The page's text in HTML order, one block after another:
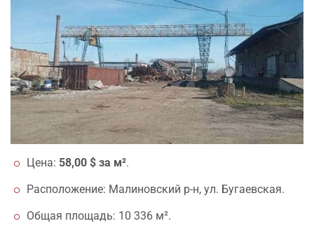
Цена: 58,00 $ за м².
Расположение: Малиновский р-н, ул. Бугаевская.
Общая площадь: 10 336 м².